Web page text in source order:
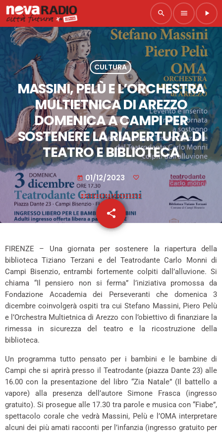
search menu play_arrow
CULTURA
MASSINI, PELÙ E L’ORCHESTRA
MULTIETNICA DI AREZZO
DOMENICA A CAMPI PER
SOSTENERE LA RIAPERTURA DI
TEATRO E BIBLIOTECA
today 01/12/2023
share
email
FIRENZE – Una giornata per sostenere la riapertura della
biblioteca Tiziano Terzani e del Teatrodante Carlo Monni di
Campi Bisenzio, entrambi fortemente colpiti dall’alluvione. Si
chiama “Il pensiero non si ferma” l’iniziativa promossa da
Fondazione Accademia dei Perseveranti che domenica 3
dicembre coinvolgerà ospiti tra cui Stefano Massini, Piero Pelù
e l’Orchestra Multietnica di Arezzo con l’obiettivo di finanziare la
rimessa in sicurezza del teatro e la ricostruzione della
biblioteca.
Un programma tutto pensato per i bambini e le bambine di
Campi che si aprirà presso il Teatrodante (piazza Dante 23) alle
16.00 con la presentazione del libro “Zia Natale” (Il battello a
vapore) alla presenza dell’autore Simone Frasca (ingresso
gratuito). Si prosegue alle 17.30 tra parole e musica con “Fiabe”,
spettacolo corale che vedrà Massini, Pelù e l’OMA interpretare
alcuni dei più amati racconti per l’infanzia (ingresso gratuito per